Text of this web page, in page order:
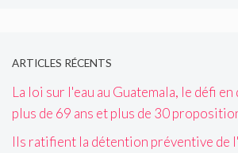
ARTICLES RÉCENTS
La loi sur l'eau au Guatemala, le défi
plus de 69 ans et plus de 30
Ils ratifient la détention préventive de